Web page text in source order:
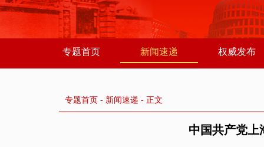
专题首页 新闻速递 权威发布
专题首页 - 新闻速递 - 正文
中国共产党上